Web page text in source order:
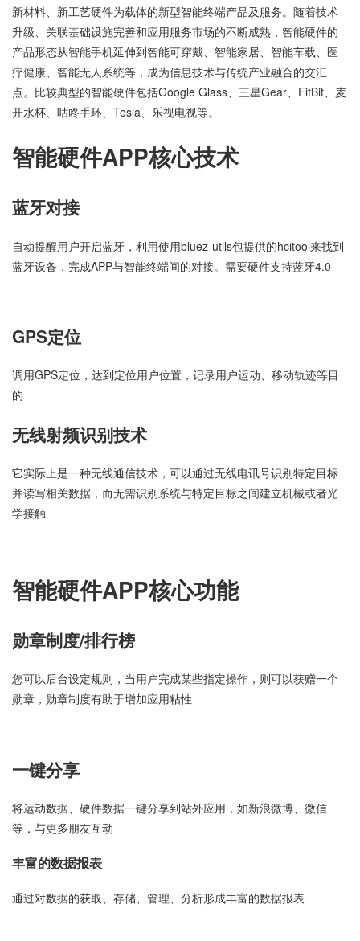
新材料、新工艺硬件为载体的新型智能终端产品及服务。随着技术
升级、关联基础设施完善和应用服务市场的不断成熟，智能硬件的
产品形态从智能手机延伸到智能可穿戴、智能家居、智能车载、医
疗健康、智能无人系统等，成为信息技术与传统产业融合的交汇
点。比较典型的智能硬件包括Google Glass、三星Gear、FitBit、麦
开水杯、咕咚手环、Tesla、乐视电视等。
智能硬件APP核心技术
蓝牙对接
自动提醒用户开启蓝牙，利用使用bluez-utils包提供的hcitool来找到
蓝牙设备，完成APP与智能终端间的对接。需要硬件支持蓝牙4.0
GPS定位
调用GPS定位，达到定位用户位置，记录用户运动、移动轨迹等目
的
无线射频识别技术
它实际上是一种无线通信技术，可以通过无线电讯号识别特定目标
并读写相关数据，而无需识别系统与特定目标之间建立机械或者光
学接触
智能硬件APP核心功能
勋章制度/排行榜
您可以后台设定规则，当用户完成某些指定操作，则可以获赠一个
勋章，勋章制度有助于增加应用粘性
一键分享
将运动数据、硬件数据一键分享到站外应用，如新浪微博、微信
等，与更多朋友互动
丰富的数据报表
通过对数据的获取、存储、管理、分析形成丰富的数据报表